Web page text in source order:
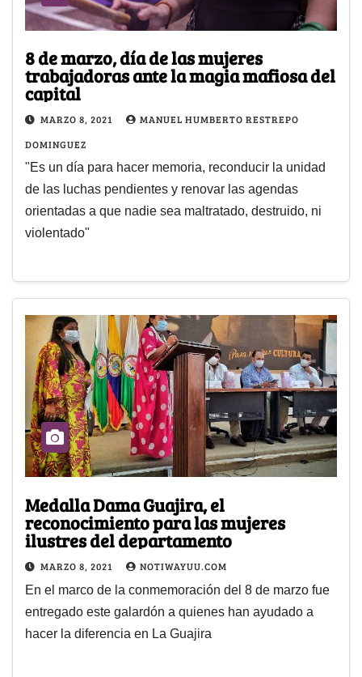
8 de marzo, día de las mujeres
trabajadoras ante la magia mafiosa del
capital
MARZO 8, 2021
MANUEL HUMBERTO RESTREPO
DOMINGUEZ
"Es un día para hacer memoria, reconducir la unidad
de las luchas pendientes y renovar las agendas
orientadas a que nadie sea maltratado, destruido, ni
violentado"
Medalla Dama Guajira, el
reconocimiento para las mujeres
ilustres del departamento
MARZO 8, 2021 NOTIWAYUU.COM
En el marco de la conmemoración del 8 de marzo fue
entregado este galardón a quienes han ayudado a
hacer la diferencia en La Guajira